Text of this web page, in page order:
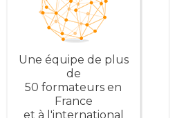
Une équipe de plus
de
50 formateurs en
France
et à l'international